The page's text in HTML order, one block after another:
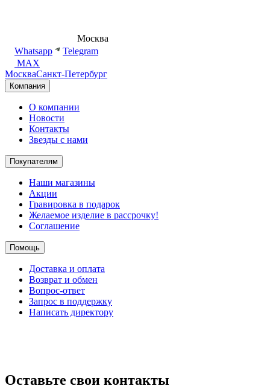
Москва
Whatsapp
Telegram
MAX
МоскваСанкт-Петербург
Компания
О компании
Новости
Контакты
Звезды с нами
Покупателям
Наши магазины
Акции
Гравировка в подарок
Желаемое изделие в рассрочку!
Соглашение
Помощь
Доставка и оплата
Возврат и обмен
Вопрос-ответ
Запрос в поддержку
Написать директору
Оставьте свои контакты